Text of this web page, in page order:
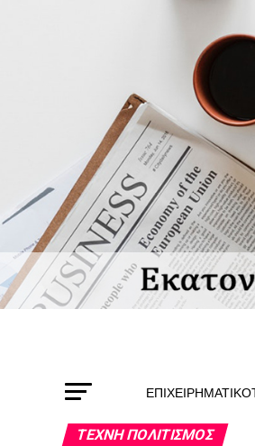
ΤΈΧΝΗ ΠΟΛΙΤΙΣΜΌΣ